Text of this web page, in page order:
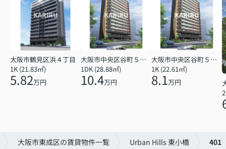
大阪市鶴見区浜４丁目
1K (21.83㎡)
5.82万円
大阪市中央区谷町５丁目
1DK (28.88㎡)
10.4万円
大阪市中央区谷町５丁目
1K (22.61㎡)
8.1万円
大阪市東成区の賃貸物件一覧 Urban Hills 東小橋 401